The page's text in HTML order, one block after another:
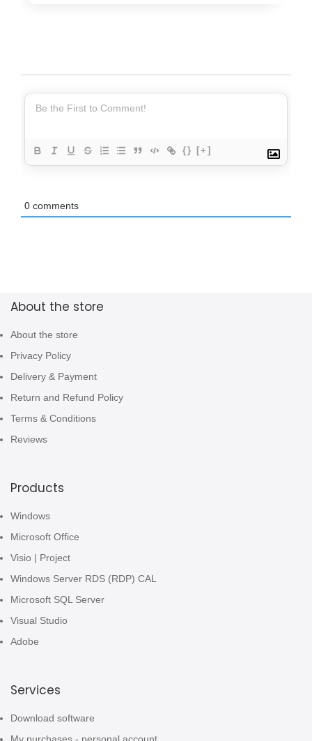
{} [+]
0 comments
About the store
About the store
Privacy Policy
Delivery & Payment
Return and Refund Policy
Terms & Conditions
Reviews
Products
Windows
Microsoft Office
Visio | Project
Windows Server RDS (RDP) CAL
Microsoft SQL Server
Visual Studio
Adobe
Services
Download software
My purchases - personal account